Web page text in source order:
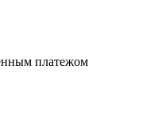
платежом